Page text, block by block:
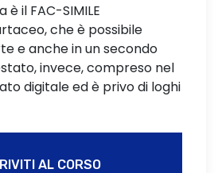
il FAC-SIMILE
che è possibile
e anche in un secondo
invece, compreso nel
digitale ed è privo di loghi
AL CORSO